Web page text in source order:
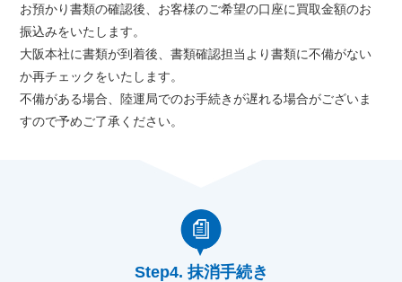
お預かり書類の確認後、お客様のご希望の口座に買取金額のお
振込みをいたします。
大阪本社に書類が到着後、書類確認担当より書類に不備がない
か再チェックをいたします。
不備がある場合、陸運局でのお手続きが遅れる場合がございま
すので予めご了承ください。
抹消手続き